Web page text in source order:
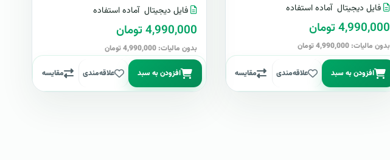
فایل دیجیتال آماده استفاده
4,990,000 تومان
بدون مالیات: 4,990,000 تومان
افزودن به سبد علاقه‌مندی مقایسه
فایل دیجیتال آماده استفاده
4,990,000 تومان
بدون مالیات: 4,990,000 تومان
افزودن به سبد علاقه‌مندی مقایسه